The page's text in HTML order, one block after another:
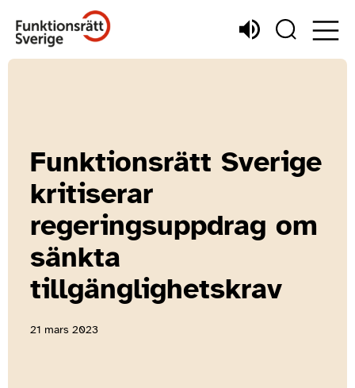
Funktionsrätt Sverige
kritiserar
regeringsuppdrag om
sänkta
tillgänglighetskrav
21 mars 2023